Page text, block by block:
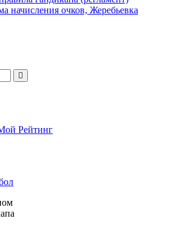
начисления очков, Жеребьевка
Рейтинг